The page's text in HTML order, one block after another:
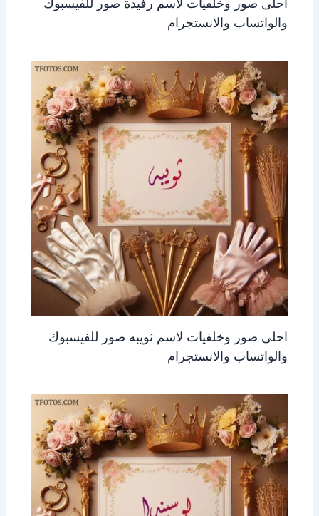
احلى صور وخلفيات لاسم رفيدة صور للفيسبوك
والواتساب والانستجرام
احلى صور وخلفيات لاسم ثويبه صور للفيسبوك
والواتساب والانستجرام